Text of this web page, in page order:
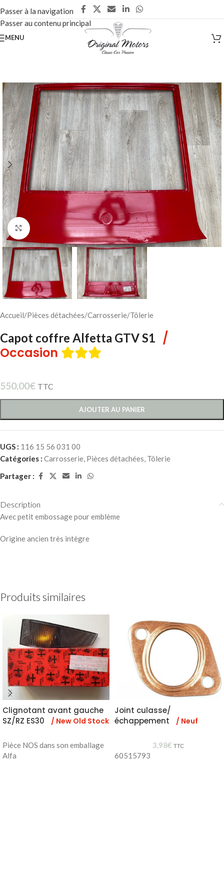
Passer à la navigation
Passer au contenu principal
MENU
Cliquez pour agrandir
Accueil/Pièces détachées/Carrosserie/Tôlerie
Capot coffre Alfetta GTV S1 /
Occasion
550,00€ TTC
AJOUTER AU PANIER
UGS : 116 15 56 031 00
Catégories : Carrosserie, Pièces détachées, Tôlerie
Partager :
Description
Avec petit embossage pour emblème
Origine ancien très intègre
Produits similaires
Clignotant avant gauche
SZ/RZ ES30
/ New Old Stock
Pièce NOS dans son emballage
Alfa
Joint culasse/
échappement
/ Neuf
3,98€ TTC
60515793